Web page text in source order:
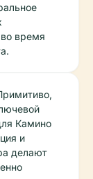
время
Камино
и
делают